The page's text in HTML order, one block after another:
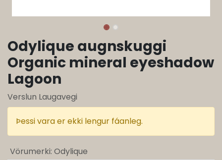
Odylique augnskuggi
Organic mineral eyeshadow
Lagoon
Verslun Laugavegi
Þessi vara er ekki lengur fáanleg.
Vörumerki: Odylique